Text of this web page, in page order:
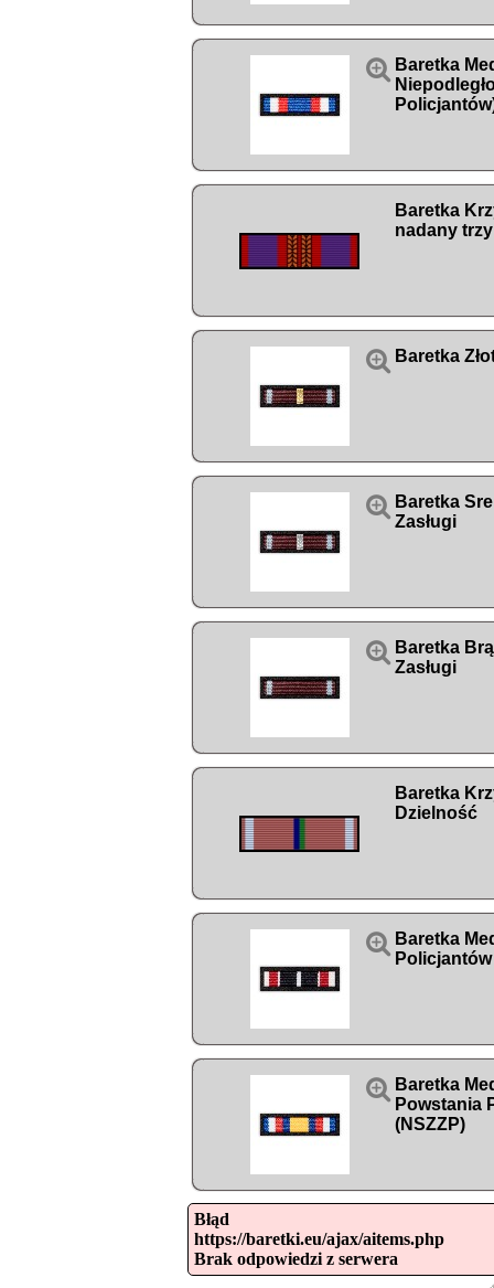
 Baretka
Baretka
nadany
 Baretka
 Baretka
Zasługi
 Baretka
Zasługi
Baretka
Dzielność
 Baretka
Policjantów
 Baretka
Powstania
(NSZZP)
Błąd
https://baretki.eu/ajax/aitems.php
Brak odpowiedzi z serwera